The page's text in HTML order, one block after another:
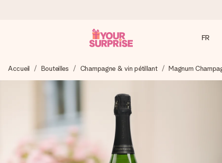
Nous préparons votre cadeau avec attention et l’envoyons
en un éclair – pour que vous puissiez l’offrir au bon moment,
4,8 (sur la base de +15 000 avis)
Nos cadeaux sont appréciés. Les clients nous attribuent
une note de 4,8 sur Google Reviews (total de tous les
FR
Accueil Bouteilles Champagne & vin pétillant Magnum